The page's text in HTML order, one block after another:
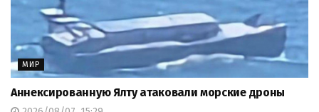
МИР
Аннексированную Ялту атаковали морские дроны